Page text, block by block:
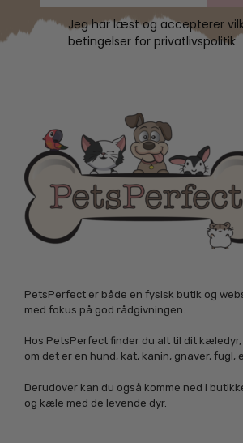
Jeg har læst og accepterer
betingelser for privatlivspolitik
PetsPerfect er både en fysisk butik og
med fokus på god rådgivningen.
Hos PetsPerfect finder du alt til dit kæledyr,
om det er en hund, kat, kanin, gnaver, fugl,
Derudover kan du også komme ned i
og kæle med de levende dyr.